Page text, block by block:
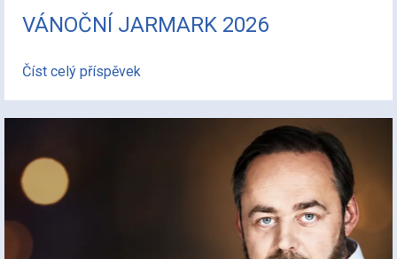
VÁNOČNÍ JARMARK 2026
Číst celý příspěvek